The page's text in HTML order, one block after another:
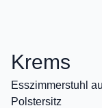
Krems
Esszimmerstuhl
Polstersitz